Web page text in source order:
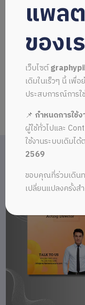
แพล
ของเ
เว็บไซต์
เดิมในเร็วๆ นี้ เพื่
ประสบการณ์การ
📌กำหนดการใช้ง
ผู้ใช้ทั่วไปและ
ใช้งานระบบเดิมไ
2569
ขอบคุณที่ร่วมเดิน
เปลี่ยนแปลงครั้งส